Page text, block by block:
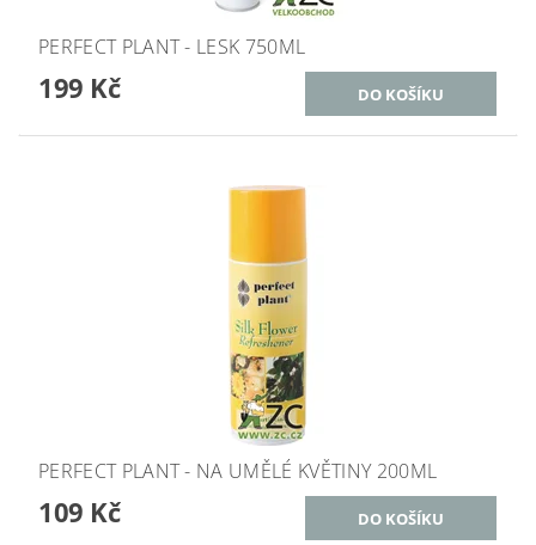
PERFECT PLANT - LESK 750ML
199 Kč
PERFECT PLANT - NA UMĚLÉ KVĚTINY 200ML
109 Kč